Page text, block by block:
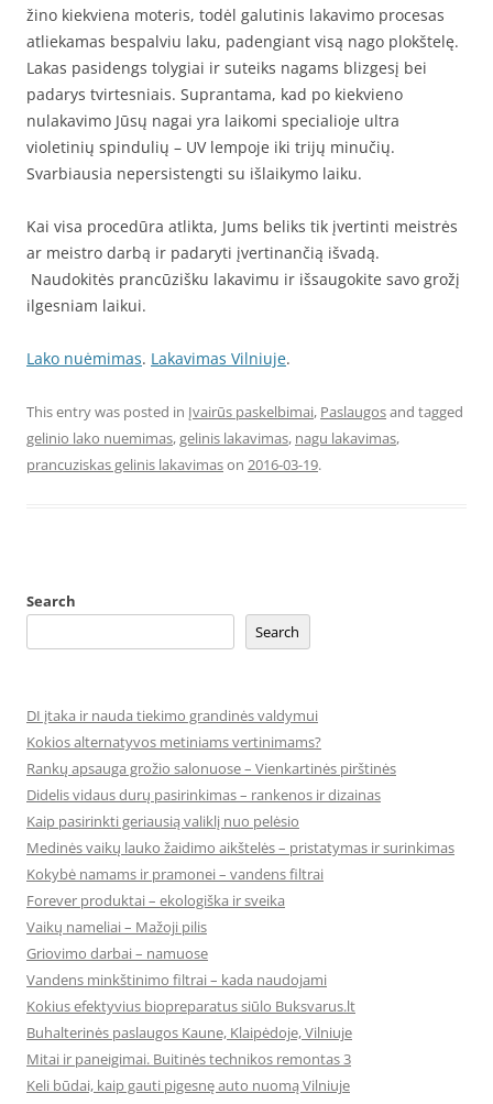
žino kiekviena moteris, todėl galutinis lakavimo procesas
atliekamas bespalviu laku, padengiant visą nago plokštelę.
Lakas pasidengs tolygiai ir suteiks nagams blizgesį bei
padarys tvirtesniais. Suprantama, kad po kiekvieno
nulakavimo Jūsų nagai yra laikomi specialioje ultra
violetinių spindulių – UV lempoje iki trijų minučių.
Svarbiausia nepersistengti su išlaikymo laiku.
Kai visa procedūra atlikta, Jums beliks tik įvertinti meistrės
ar meistro darbą ir padaryti įvertinančią išvadą.
Naudokitės prancūzišku lakavimu ir išsaugokite savo grožį
ilgesniam laikui.
Lako nuėmimas. Lakavimas Vilniuje.
This entry was posted in Įvairūs paskelbimai, Paslaugosand tagged
gelinio lako nuemimas,gelinis lakavimas, nagu lakavimas,
prancuziskas gelinis lakavimason 2016-03-19.
Search
Search
DI įtaka ir nauda tiekimo grandinės valdymui
Kokios alternatyvos metiniams vertinimams?
Rankų apsauga grožio salonuose – Vienkartinės pirštinės
Didelis vidaus durų pasirinkimas – rankenos ir dizainas
Kaip pasirinkti geriausią valiklį nuo pelėsio
Medinės vaikų lauko žaidimo aikštelės – pristatymas ir surinkimas
Kokybė namams ir pramonei – vandens filtrai
Forever produktai – ekologiška ir sveika
Vaikų nameliai – Mažoji pilis
Griovimo darbai – namuose
Vandens minkštinimo filtrai – kada naudojami
Kokius efektyvius biopreparatus siūlo Buksvarus.lt
Buhalterinės paslaugos Kaune, Klaipėdoje, Vilniuje
Mitai ir paneigimai. Buitinės technikos remontas 3
Keli būdai, kaip gauti pigesnę auto nuomą Vilniuje